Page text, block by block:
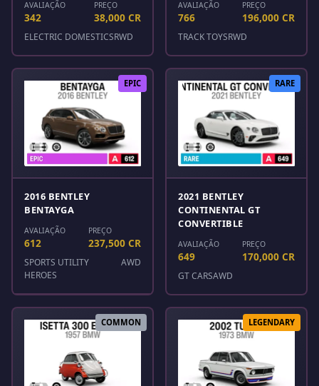
AVALIAÇÃO
342
PREÇO
38,000 CR
ELECTRIC DOMESTICSRWD
AVALIAÇÃO
766
PREÇO
196,000 CR
TRACK TOYSRWD
EPIC
2016 BENTLEY
BENTAYGA
AVALIAÇÃO
612
PREÇO
237,500 CR
SPORTS UTILITY
HEROES
AWD
RARE
2021 BENTLEY
CONTINENTAL GT
CONVERTIBLE
AVALIAÇÃO
649
PREÇO
170,000 CR
GT CARSAWD
COMMON LEGENDARY